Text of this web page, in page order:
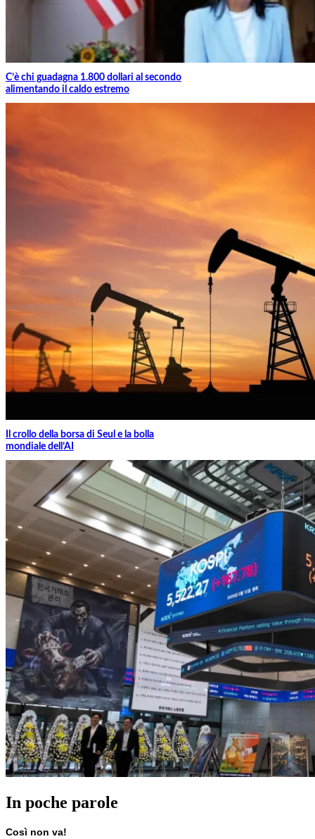
C’è chi guadagna 1.800 dollari al secondo
alimentando il caldo estremo
Il crollo della borsa di Seul e la bolla
mondiale dell’AI
In poche parole
Così non va!